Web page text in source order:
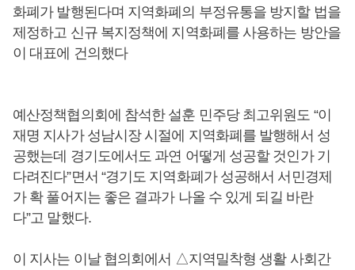
화폐가 발행된다며 지역화폐의 부정유통을 방지할 법을
제정하고 신규 복지정책에 지역화폐를 사용하는 방안을
이 대표에 건의했다
예산정책협의회에 참석한 설훈 민주당 최고위원도 “이
재명 지사가 성남시장 시절에 지역화폐를 발행해서 성
공했는데 경기도에서도 과연 어떻게 성공할 것인가 기
다려진다”면서 “경기도 지역화폐가 성공해서 서민경제
가 확 풀어지는 좋은 결과가 나올 수 있게 되길 바란
다”고 말했다.
이 지사는 이날 협의회에서 △지역밀착형 생활 사회간